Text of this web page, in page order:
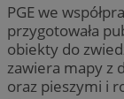
PGE we
przygotowała
obiekty do
zawiera mapy z
oraz pieszymi i